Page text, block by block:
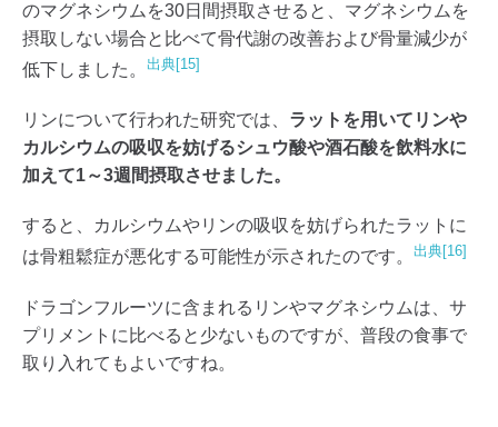
のマグネシウムを30日間摂取させると、マグネシウムを
摂取しない場合と比べて骨代謝の改善および骨量減少が
低下しました。 出典[15]
リンについて行われた研究では、 ラットを用いてリンや
カルシウムの吸収を妨げるシュウ酸や酒石酸を飲料水に
加えて1～3週間摂取させました。
すると、カルシウムやリンの吸収を妨げられたラットに
は骨粗鬆症が悪化する可能性が示されたのです。 出典[16]
ドラゴンフルーツに含まれるリンやマグネシウムは、サ
プリメントに比べると少ないものですが、普段の食事で
取り入れてもよいですね。